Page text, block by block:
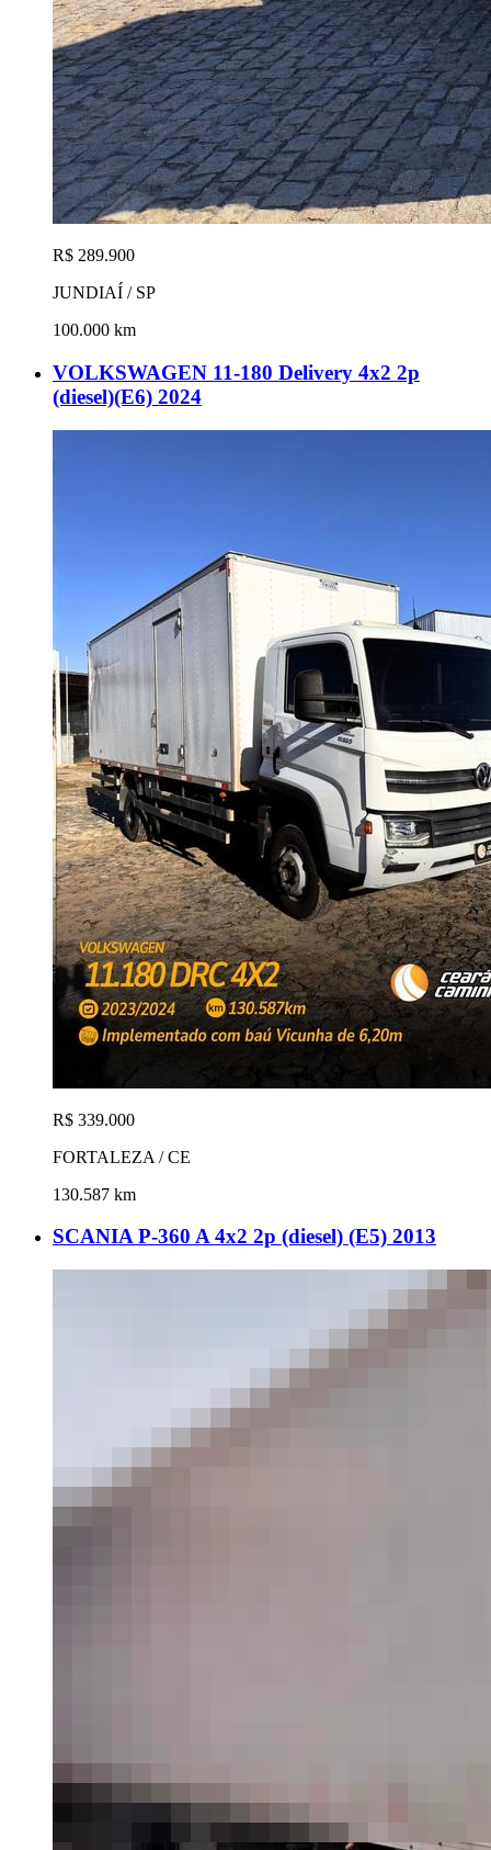
R$ 289.900
JUNDIAÍ / SP
100.000 km
VOLKSWAGEN 11-180 Delivery 4x2 2p
(diesel)(E6) 2024
R$ 339.000
FORTALEZA / CE
130.587 km
SCANIA P-360 A 4x2 2p (diesel) (E5) 2013